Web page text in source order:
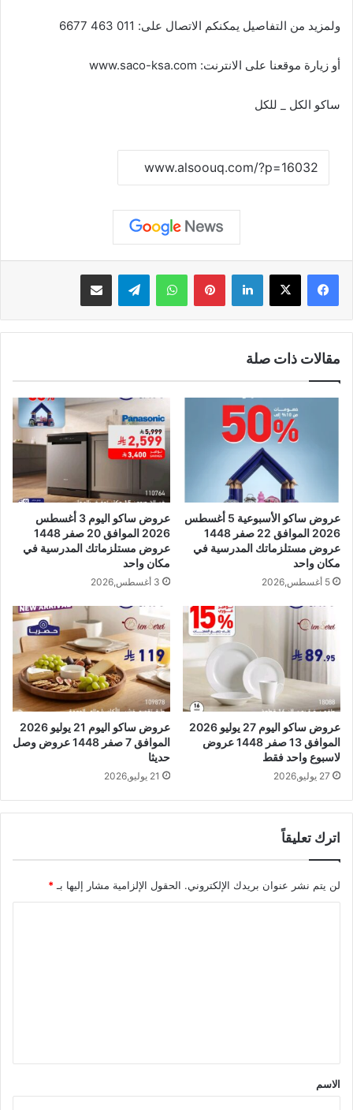
ولمزيد من التفاصيل يمكنكم الاتصال على: 011 463 6677
أو زيارة موقعنا على الانترنت: www.saco-ksa.com
ساكو الكل _ للكل
لينكدإن بينتيريستواتساب تيلقرام مشاركة عبر البريد
مقالات ذات صلة
عروض ساكو الأسبوعية 5 أغسطس
2026 الموافق 22 صفر 1448
عروض مستلزماتك المدرسية في
مكان واحد
5 أغسطس,2026
عروض ساكو اليوم 3 أغسطس
2026 الموافق 20 صفر 1448
عروض مستلزماتك المدرسية في
مكان واحد
3 أغسطس,2026
عروض ساكو اليوم 27 يوليو 2026
الموافق 13 صفر 1448 عروض
لاسبوع واحد فقط
27 يوليو,2026
عروض ساكو اليوم 21 يوليو 2026
الموافق 7 صفر 1448 عروض وصل
حديثا
21 يوليو,2026
اترك تعليقاً
لن يتم نشر عنوان بريدك الإلكتروني. الحقول الإلزامية مشار إليها بـ *
*
الاسم